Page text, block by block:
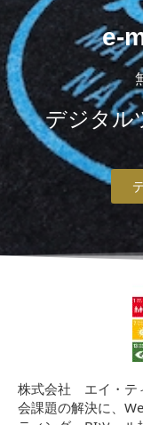
e-
デジタル
株式会社 エイ・テ
会課題の解決に、